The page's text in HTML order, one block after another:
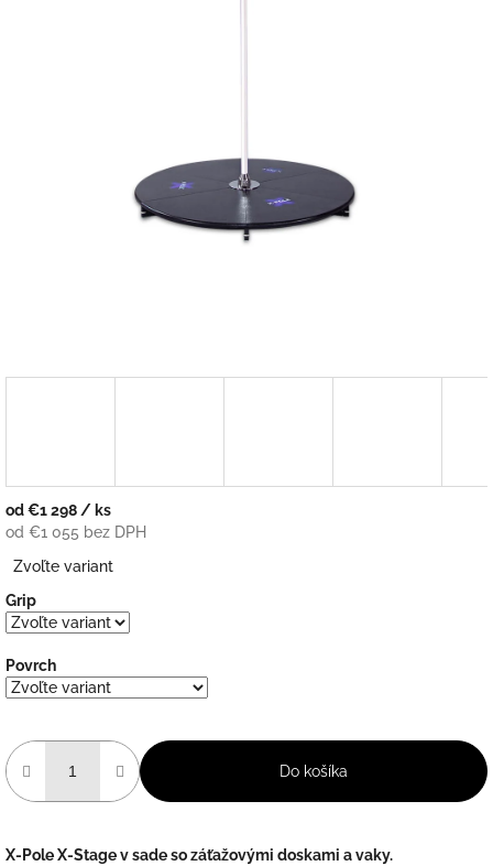
od€1 298/ ks
od €1 055 bez DPH
cena:
Zvoľte variant
Grip
Povrch
Do košíka
X-Pole X-Stage v sade so záťažovými doskami a vaky.